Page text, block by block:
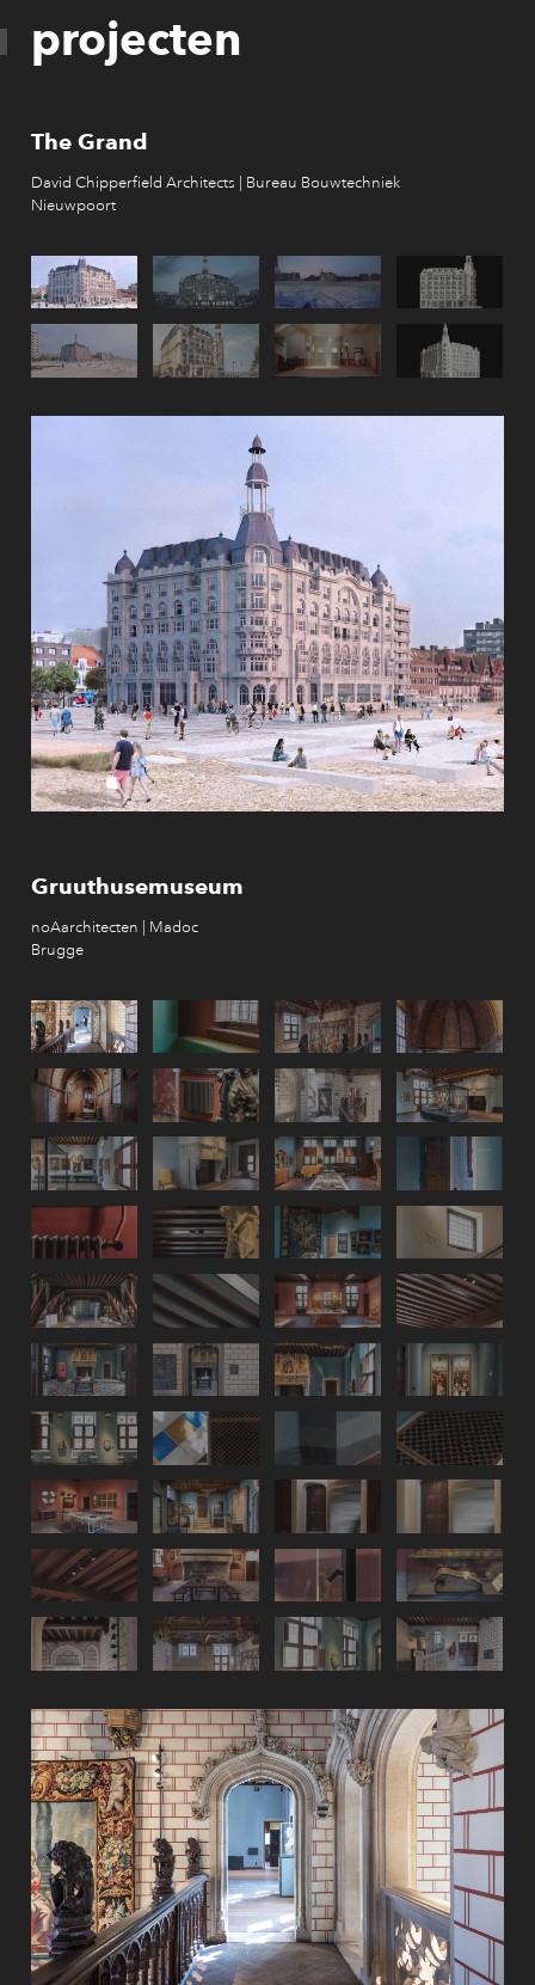
projecten
The Grand
David Chipperfield Architects | Bureau Bouwtechniek
Nieuwpoort
Gruuthusemuseum
noAarchitecten | Madoc
Brugge